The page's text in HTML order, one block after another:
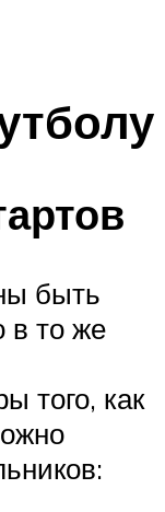
быть
в то же
того, как